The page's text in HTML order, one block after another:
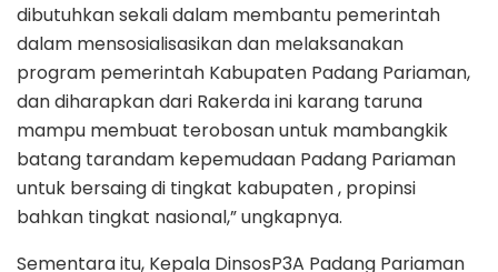
dibutuhkan sekali dalam membantu pemerintah
dalam mensosialisasikan dan melaksanakan
program pemerintah Kabupaten Padang Pariaman,
dan diharapkan dari Rakerda ini karang taruna
mampu membuat terobosan untuk mambangkik
batang tarandam kepemudaan Padang Pariaman
untuk bersaing di tingkat kabupaten , propinsi
bahkan tingkat nasional,” ungkapnya.
Sementara itu, Kepala DinsosP3A Padang Pariaman